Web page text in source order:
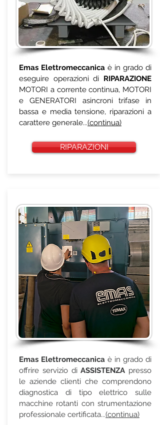
Emas Elettromeccanica è in grado di
eseguire operazioni di RIPARAZIONE
MOTORI a corrente continua, MOTORI
e GENERATORI asincroni trifase in
bassa e media tensione, riparazioni a
carattere generale...(continua)
RIPARAZIONI
Emas Elettromeccanica è in grado di
offrire servizio diASSISTENZA presso
le aziende clienti che comprendono
diagnostica di tipo elettrico sulle
macchine rotanti con strumentazione
professionale certificata...(continua)